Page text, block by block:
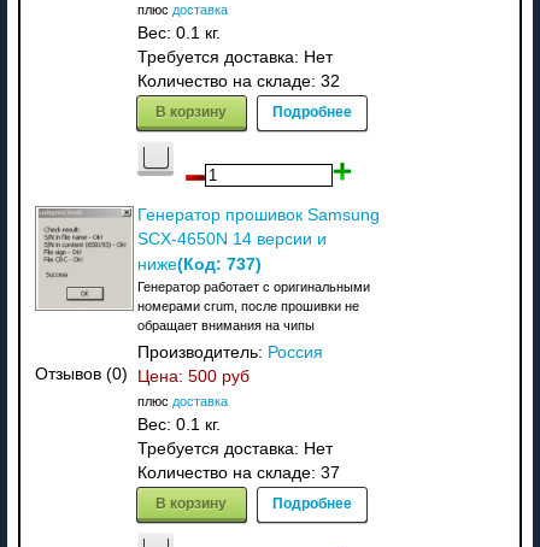
плюс доставка
Вес: 0.1 кг.
Требуется доставка: Нет
Количество на складе: 32
В корзину Подробнее
Отзывов (0)
Генератор прошивок Samsung
SCX-4650N 14 версии и
ниже(Код: 737)
Генератор работает с оригинальными
номерами crum, после прошивки не
обращает внимания на чипы
Производитель: Россия
Цена: 500 руб
плюс доставка
Вес: 0.1 кг.
Требуется доставка: Нет
Количество на складе: 37
В корзину Подробнее